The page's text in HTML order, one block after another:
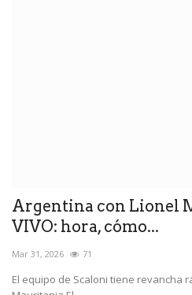
Argentina con Lionel
VIVO: hora, cómo...
Mar 31, 2026 71
El equipo de Scaloni tiene revancha